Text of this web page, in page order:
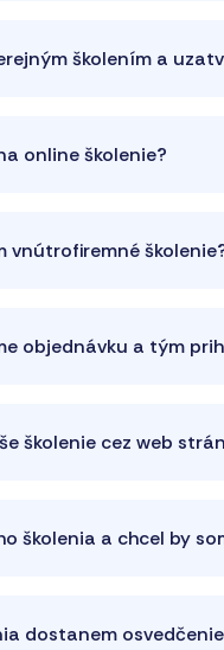
školením a
online školenie?
vnútrofiremné
objednávku a tým
školenie cez web
školenia a chcel by
dostanem